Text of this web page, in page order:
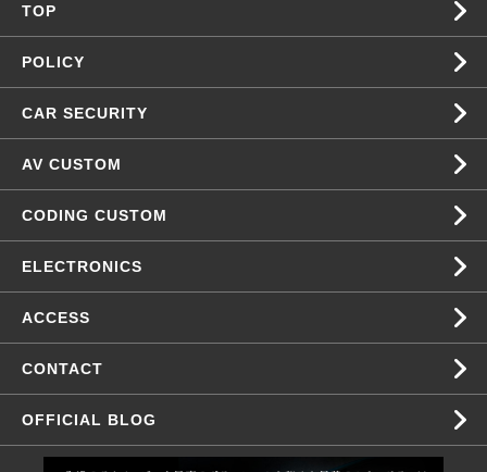
TOP
POLICY
CAR SECURITY
AV CUSTOM
CODING CUSTOM
ELECTRONICS
ACCESS
CONTACT
OFFICIAL BLOG